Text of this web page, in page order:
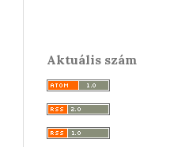
Aktuális szám